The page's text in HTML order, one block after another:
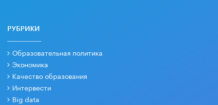
РУБРИКИ
Образовательная политика
Экономика
Качество образования
Интервести
Big data